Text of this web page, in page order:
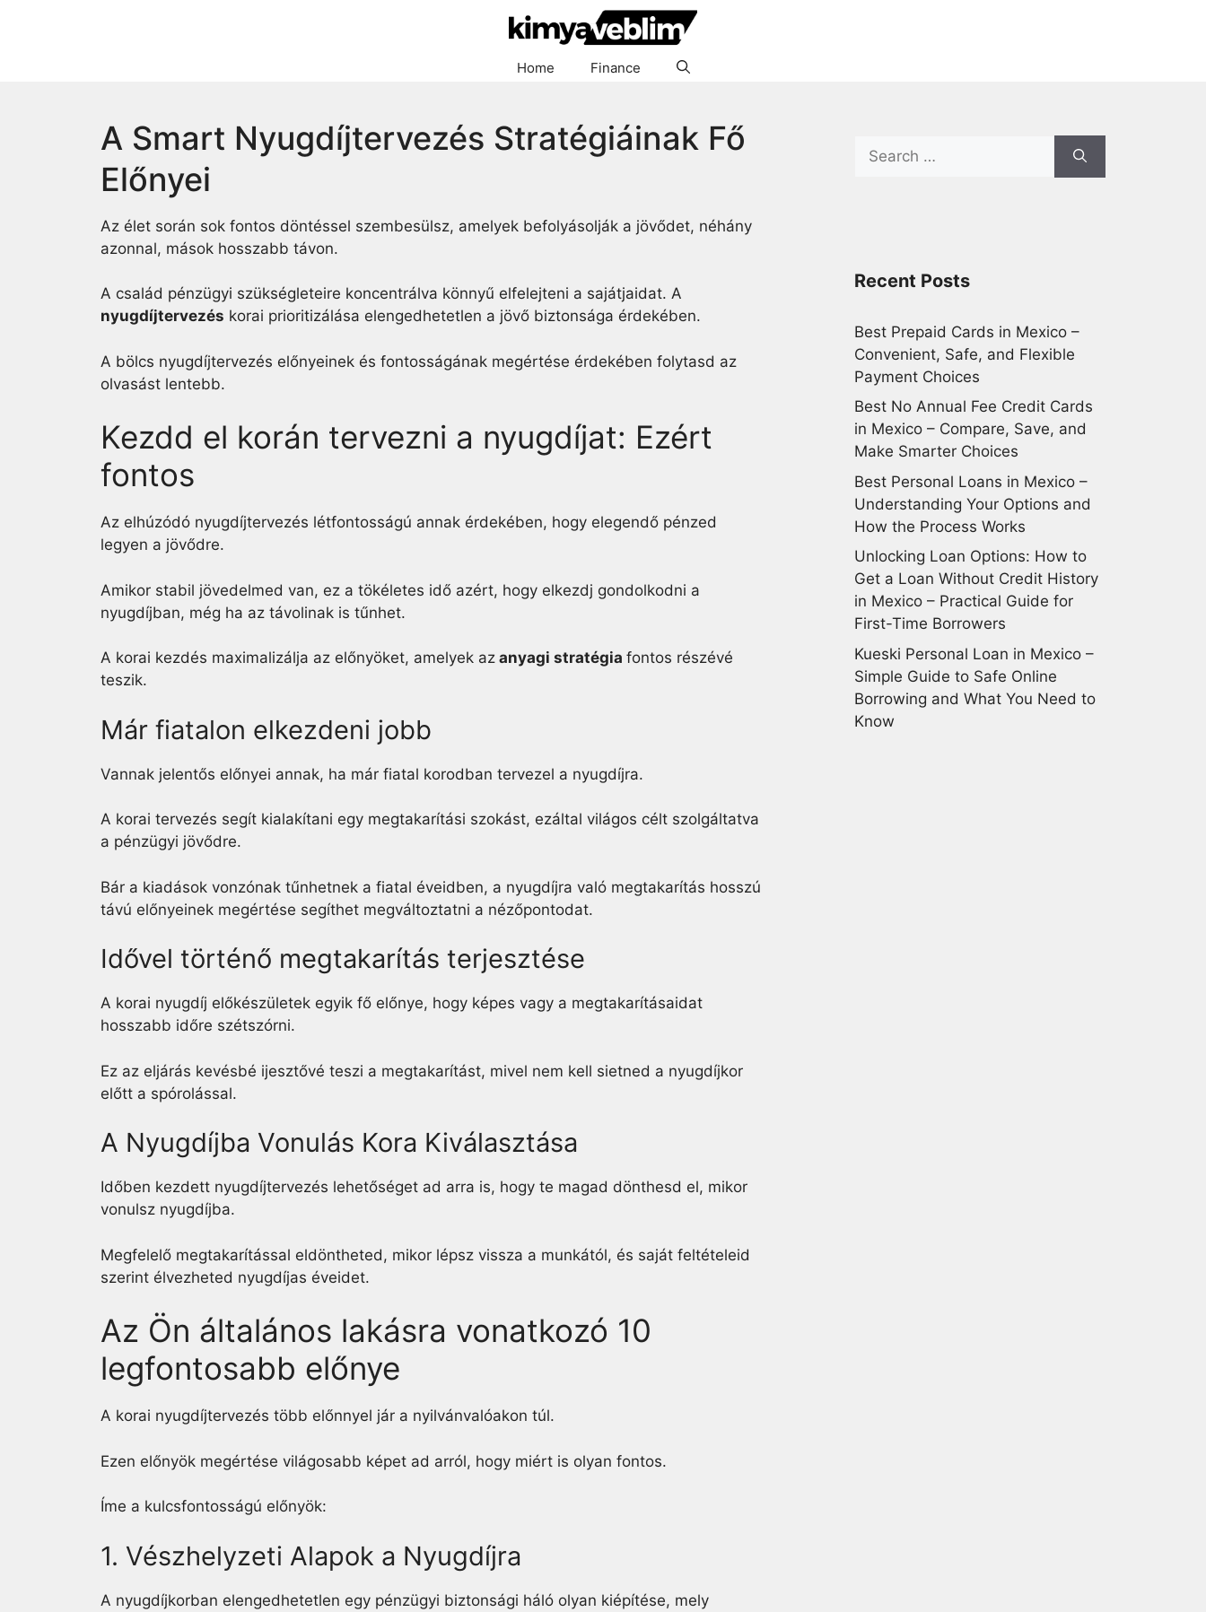
Home Finance
A Smart Nyugdíjtervezés Stratégiáinak Fő
Előnyei
Az élet során sok fontos döntéssel szembesülsz, amelyek befolyásolják a jövődet, néhány
azonnal, mások hosszabb távon.
A család pénzügyi szükségleteire koncentrálva könnyű elfelejteni a sajátjaidat. A
nyugdíjtervezés korai prioritizálása elengedhetetlen a jövő biztonsága érdekében.
A bölcs nyugdíjtervezés előnyeinek és fontosságának megértése érdekében folytasd az
olvasást lentebb.
Kezdd el korán tervezni a nyugdíjat: Ezért
fontos
Az elhúzódó nyugdíjtervezés létfontosságú annak érdekében, hogy elegendő pénzed
legyen a jövődre.
Amikor stabil jövedelmed van, ez a tökéletes idő azért, hogy elkezdj gondolkodni a
nyugdíjban, még ha az távolinak is tűnhet.
A korai kezdés maximalizálja az előnyöket, amelyek az anyagi stratégia fontos részévé
teszik.
Már fiatalon elkezdeni jobb
Vannak jelentős előnyei annak, ha már fiatal korodban tervezel a nyugdíjra.
A korai tervezés segít kialakítani egy megtakarítási szokást, ezáltal világos célt szolgáltatva
a pénzügyi jövődre.
Bár a kiadások vonzónak tűnhetnek a fiatal éveidben, a nyugdíjra való megtakarítás hosszú
távú előnyeinek megértése segíthet megváltoztatni a nézőpontodat.
Idővel történő megtakarítás terjesztése
A korai nyugdíj előkészületek egyik fő előnye, hogy képes vagy a megtakarításaidat
hosszabb időre szétszórni.
Ez az eljárás kevésbé ijesztővé teszi a megtakarítást, mivel nem kell sietned a nyugdíjkor
előtt a spórolással.
A Nyugdíjba Vonulás Kora Kiválasztása
Időben kezdett nyugdíjtervezés lehetőséget ad arra is, hogy te magad dönthesd el, mikor
vonulsz nyugdíjba.
Megfelelő megtakarítással eldöntheted, mikor lépsz vissza a munkától, és saját feltételeid
szerint élvezheted nyugdíjas éveidet.
Az Ön általános lakásra vonatkozó 10
legfontosabb előnye
A korai nyugdíjtervezés több előnnyel jár a nyilvánvalóakon túl.
Ezen előnyök megértése világosabb képet ad arról, hogy miért is olyan fontos.
Íme a kulcsfontosságú előnyök:
1. Vészhelyzeti Alapok a Nyugdíjra
A nyugdíjkorban elengedhetetlen egy pénzügyi biztonsági háló olyan kiépítése, mely
for:
Recent Posts
Best Prepaid Cards in Mexico –
Convenient, Safe, and Flexible
Payment Choices
Best No Annual Fee Credit Cards
in Mexico – Compare, Save, and
Make Smarter Choices
Best Personal Loans in Mexico –
Understanding Your Options and
How the Process Works
Unlocking Loan Options: How to
Get a Loan Without Credit History
in Mexico – Practical Guide for
First-Time Borrowers
Kueski Personal Loan in Mexico –
Simple Guide to Safe Online
Borrowing and What You Need to
Know